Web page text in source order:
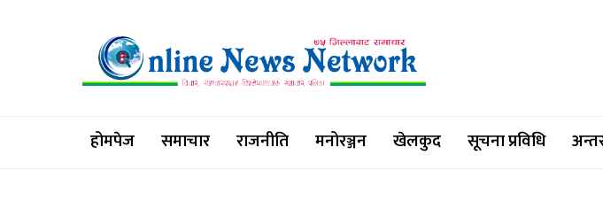
होमपेज समाचार राजनीति मनोरञ्जन खेलकुद सूचना प्रविधि